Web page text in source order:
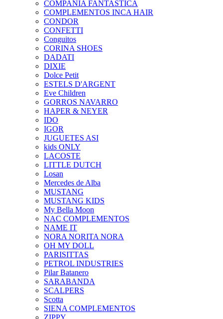
COMPAÑIA FANTASTICA
COMPLEMENTOS INCA HAIR
CONDOR
CONFETTI
Conguitos
CORINA SHOES
DADATI
DIXIE
Dolce Petit
ESTELS D'ARGENT
Eve Children
GORROS NAVARRO
HAPER & NEYER
IDO
IGOR
JUGUETES ASI
kids ONLY
LACOSTE
LITTLE DUTCH
Losan
Mercedes de Alba
MUSTANG
MUSTANG KIDS
My Bella Moon
NAC COMPLEMENTOS
NAME IT
NORA NORITA NORA
OH MY DOLL
PARISITTAS
PETROL INDUSTRIES
Pilar Batanero
SARABANDA
SCALPERS
Scotta
SIENA COMPLEMENTOS